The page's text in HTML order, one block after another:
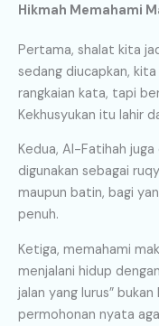
Hikmah Memahami
Pertama, shalat kita
sedang diucapkan,
rangkaian kata, tapi
Kekhusyukan itu lahir
Kedua, Al-Fatihah
digunakan sebagai
maupun batin, bagi
penuh.
Ketiga, memahami
menjalani hidup
jalan yang lurus”
permohonan nyata